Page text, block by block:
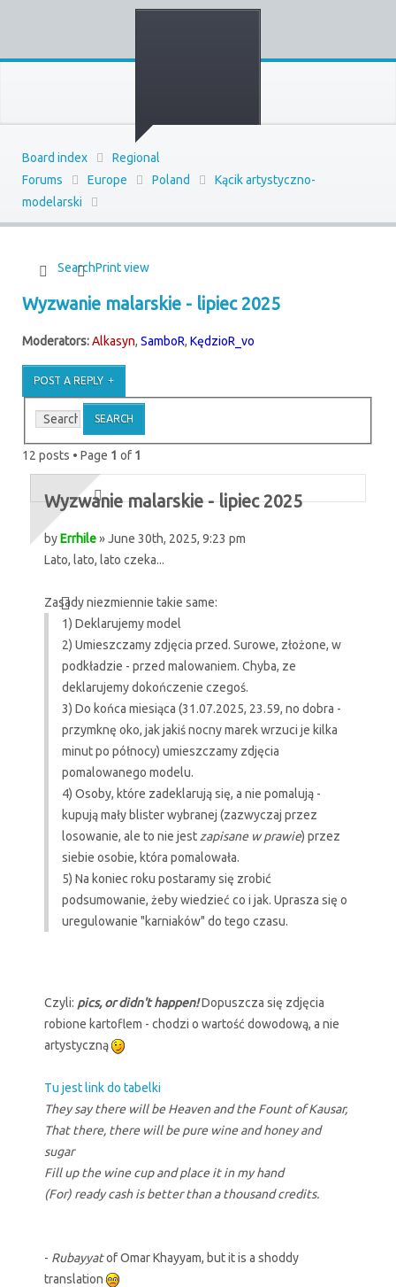
Board index
Regional
Forums
Europe Poland
Kącik artystyczno-
modelarski
SearchPrint view
Wyzwanie malarskie - lipiec 2025
Moderators:Alkasyn, SamboR, KędzioR_vo
POST A REPLY
12 posts • Page 1 of 1
Wyzwanie malarskie - lipiec 2025
byErrhile» June 30th, 2025, 9:23 pm
Lato, lato, lato czeka...
Zasady niezmiennie takie same:
1) Deklarujemy model
2) Umieszczamy zdjęcia przed. Surowe, złożone, w
podkładzie - przed malowaniem. Chyba, ze
deklarujemy dokończenie czegoś.
3) Do końca miesiąca (31.07.2025, 23.59, no dobra -
przymknę oko, jak jakiś nocny marek wrzuci je kilka
minut po północy) umieszczamy zdjęcia
pomalowanego modelu.
4) Osoby, które zadeklarują się, a nie pomalują -
kupują mały blister wybranej (zazwyczaj przez
losowanie, ale to nie jest zapisane w prawie) przez
siebie osobie, która pomalowała.
5) Na koniec roku postaramy się zrobić
podsumowanie, żeby wiedzieć co i jak. Uprasza się o
uregulowanie "karniaków" do tego czasu.
Czyli: pics, or didn't happen!Dopuszcza się zdjęcia
robione kartoflem - chodzi o wartość dowodową, a nie
artystyczną
Tu jest link do tabelki
They say there will be Heaven and the Fount of Kausar,
That there, there will be pure wine and honey and
sugar
Fill up the wine cup and place it in my hand
(For) ready cash is better than a thousand credits.
- Rubayyatof Omar Khayyam, but it is a shoddy
translation